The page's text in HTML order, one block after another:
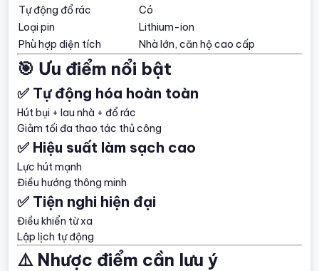
Tự động đổ rác
Có
Loại pin
Lithium-ion
Phù hợp diện tích
Nhà lớn, căn hộ cao cấp
🎯 Ưu điểm nổi bật
✅ Tự động hóa hoàn toàn
Hút bụi + lau nhà + đổ rác
Giảm tối đa thao tác thủ công
✅ Hiệu suất làm sạch cao
Lực hút mạnh
Điều hướng thông minh
✅ Tiện nghi hiện đại
Điều khiển từ xa
Lập lịch tự động
⚠️ Nhược điểm cần lưu ý